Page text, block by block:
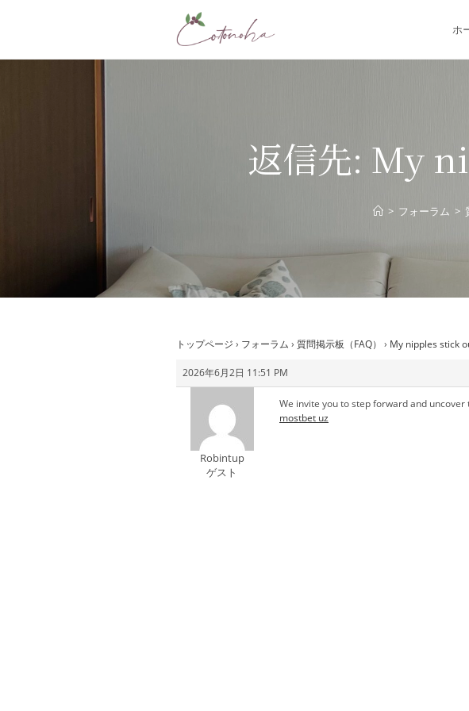
ホ
返信先: My
> フォーラム >
トップページ › フォーラム › 質問掲示板（FAQ） › My nipples stick
2026年6月2日 11:51 PM
Robintup
ゲスト
We invite you to step forward and
mostbet uz